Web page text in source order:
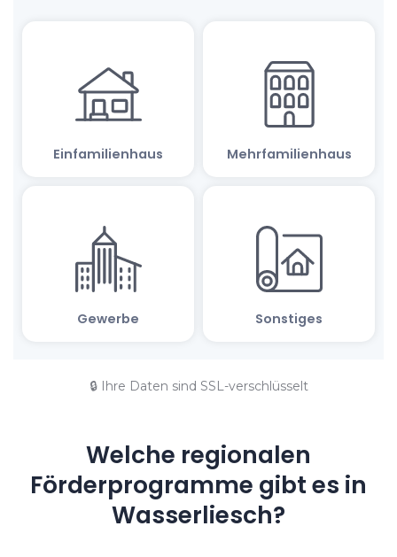
🔒 Ihre Daten sind SSL-verschlüsselt
Welche regionalen
Förderprogramme gibt es in
Wasserliesch?